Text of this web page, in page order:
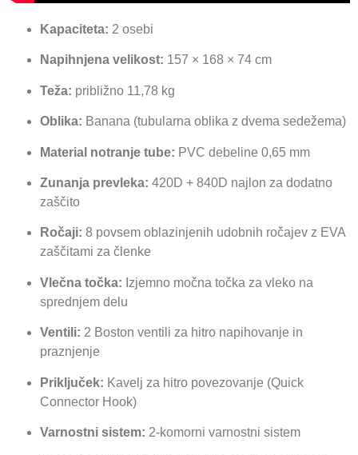
Kapaciteta: 2 osebi
Napihnjena velikost: 157 × 168 × 74 cm
Teža: približno 11,78 kg
Oblika: Banana (tubularna oblika z dvema sedežema)
Material notranje tube: PVC debeline 0,65 mm
Zunanja prevleka: 420D + 840D najlon za dodatno
zaščito
Ročaji: 8 povsem oblazinjenih udobnih ročajev z EVA
zaščitami za členke
Vlečna točka: Izjemno močna točka za vleko na
sprednjem delu
Ventili: 2 Boston ventili za hitro napihovanje in
praznjenje
Priključek: Kavelj za hitro povezovanje (Quick
Connector Hook)
Varnostni sistem: 2-komorni varnostni sistem